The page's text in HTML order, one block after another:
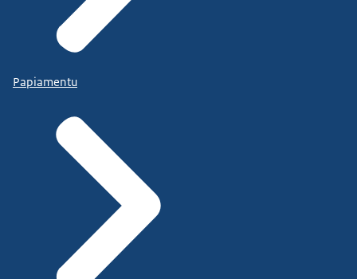
Papiamentu